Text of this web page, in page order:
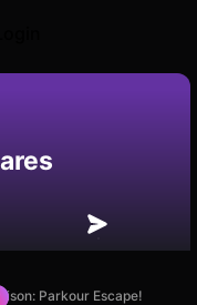
Parkour Escape!